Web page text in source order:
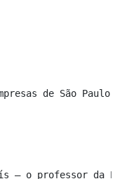
de São
o professor da